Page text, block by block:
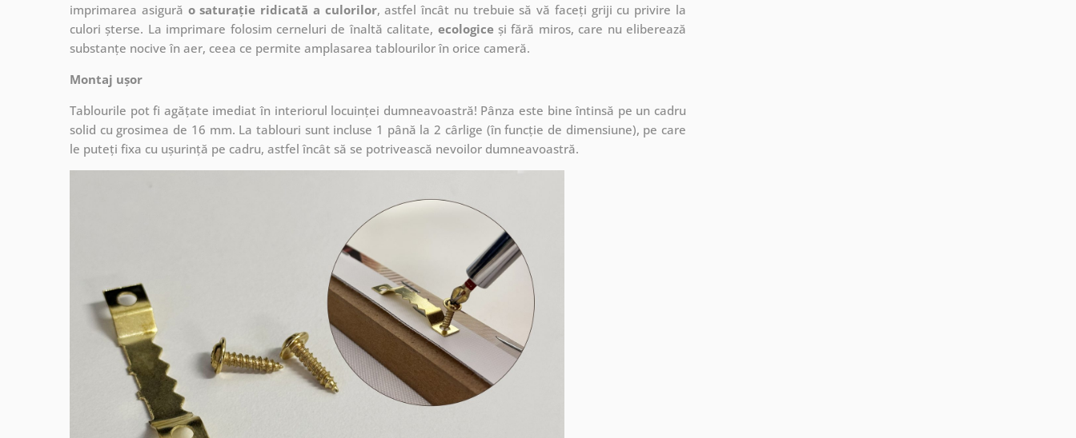
imprimarea asigură o saturație ridicată a culorilor, astfel încât nu trebuie să vă faceți griji cu privire la
culori șterse. La imprimare folosim cerneluri de înaltă calitate, ecologiceși fără miros, care nu eliberează
substanțe nocive în aer, ceea ce permite amplasarea tablourilor în orice cameră.
Montaj ușor
Tablourile pot fi agățate imediat în interiorul locuinței dumneavoastră! Pânza este bine întinsă pe un cadru
solid cu grosimea de 16 mm. La tablouri sunt incluse 1 până la 2 cârlige (în funcție de dimensiune), pe care
le puteți fixa cu ușurință pe cadru, astfel încât să se potrivească nevoilor dumneavoastră.